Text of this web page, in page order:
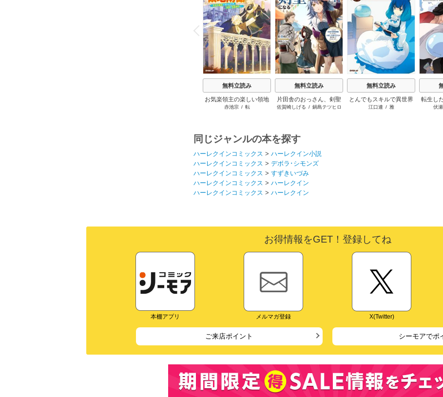
P
r
e
v
i
o
u
s
無料立読み
お気楽領主の楽しい領地
防衛
赤池宗/ 転
無料立読み
片田舎のおっさん、剣聖
になる ～ただの田舎の
ってくれない件～
佐賀崎しげる / 鍋島テツヒロ
無料立読み
とんでもスキルで異世界
放浪メシ
江口連 / 雅
転生し
伏瀬
同じジャンルの本を探す
ハーレクインコミックス > ハーレクイン小説
ハーレクインコミックス > デボラ･シモンズ
ハーレクインコミックス > すずきいづみ
ハーレクインコミックス > ハーレクイン
ハーレクインコミックス > ハーレクイン
お得情報をGET！登録してね
本棚アプリ メルマガ登録 X(Twitter)
ご来店ポイント シーモアでポ